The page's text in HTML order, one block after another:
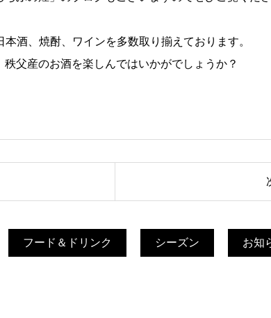
酒、焼酎、ワインを多数取り揃えております。
父産のお酒を楽しんではいかがでしょうか？
フード＆ドリンク シーズン お知